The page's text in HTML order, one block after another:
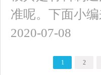
准呢。下面小编
2020-07-08
1 2